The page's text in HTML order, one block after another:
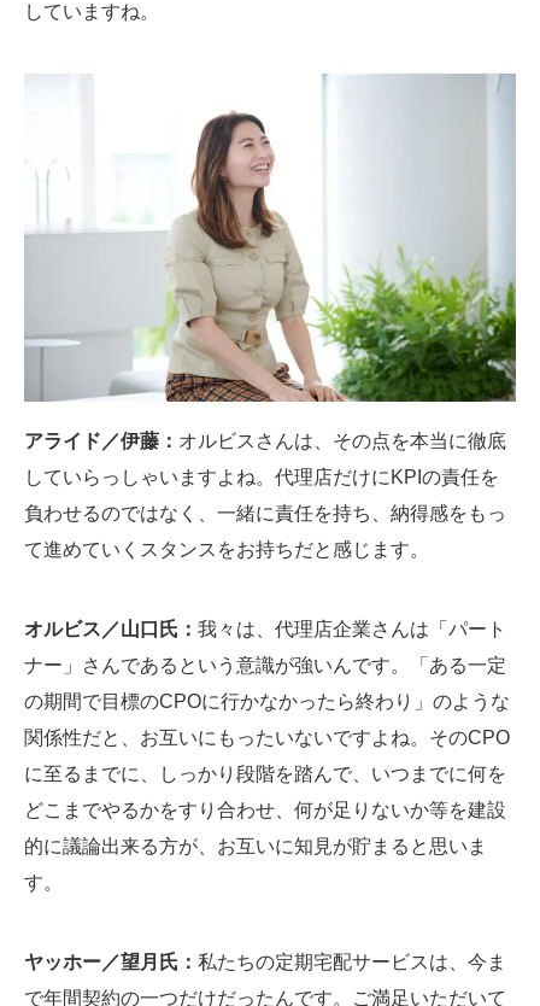
していますね。
アライド／伊藤： オルビスさんは、その点を本当に徹底
していらっしゃいますよね。代理店だけにKPIの責任を
負わせるのではなく、一緒に責任を持ち、納得感をもっ
て進めていくスタンスをお持ちだと感じます。
オルビス／山口氏： 我々は、代理店企業さんは「パート
ナー」さんであるという意識が強いんです。「ある一定
の期間で目標のCPOに行かなかったら終わり」のような
関係性だと、お互いにもったいないですよね。そのCPO
に至るまでに、しっかり段階を踏んで、いつまでに何を
どこまでやるかをすり合わせ、何が足りないか等を建設
的に議論出来る方が、お互いに知見が貯まると思いま
す。
ヤッホー／望月氏： 私たちの定期宅配サービスは、今ま
で年間契約の一つだけだったんです。ご満足いただいて